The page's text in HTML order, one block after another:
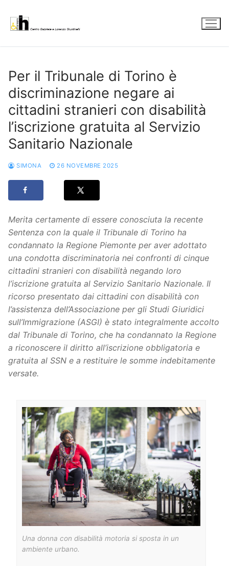
contenuto
Per il Tribunale di Torino è
discriminazione negare ai
cittadini stranieri con disabilità
l’iscrizione gratuita al Servizio
Sanitario Nazionale
SIMONA 26 NOVEMBRE 2025
Merita certamente di essere conosciuta la recente
Sentenza con la quale il Tribunale di Torino ha
condannato la Regione Piemonte per aver adottato
una condotta discriminatoria nei confronti di cinque
cittadini stranieri con disabilità negando loro
l’iscrizione gratuita al Servizio Sanitario Nazionale. Il
ricorso presentato dai cittadini con disabilità con
l’assistenza dell’Associazione per gli Studi Giuridici
sull’Immigrazione (ASGI) è stato integralmente accolto
dal Tribunale di Torino, che ha condannato la Regione
a riconoscere il diritto all’iscrizione obbligatoria e
gratuita al SSN e a restituire le somme indebitamente
versate.
Una donna con disabilità motoria si sposta in un
ambiente urbano.